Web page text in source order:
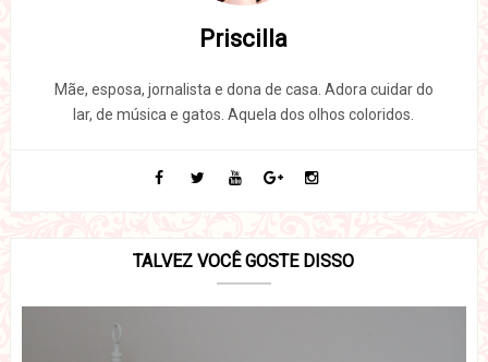
Priscilla
Mãe, esposa, jornalista e dona de casa. Adora cuidar do
lar, de música e gatos. Aquela dos olhos coloridos.
TALVEZ VOCÊ GOSTE DISSO